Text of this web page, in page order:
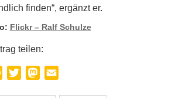
finden“, ergänzt er.
Flickr – Ralf Schulze
teilen:
Facebook
TwitterMastodon